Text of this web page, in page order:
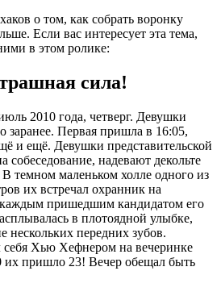
о том, как собрать воронку
Если вас интересует эта тема,
в этом ролике:
сила!
2010 года, четверг. Девушки
заранее. Первая пришла в 16:05,
и ещё. Девушки представительской
собеседование, надевают декольте
В темном маленьком холле одного из
их встречал охранник на
пришедшим кандидатом его
в плотоядной улыбке,
нескольких передних зубов.
себя Хью Хефнером на вечеринке
их пришло 23! Вечер обещал быть